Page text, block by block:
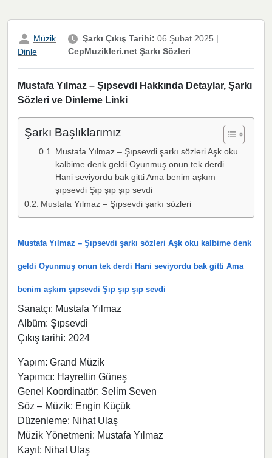
Müzik
Dinle
Şarkı Çıkış Tarihi: 06 Şubat 2025 |
CepMuzikleri.net Şarkı Sözleri
Mustafa Yılmaz – Şıpsevdi Hakkında Detaylar, Şarkı
Sözleri ve Dinleme Linki
Şarkı Başlıklarımız
Mustafa Yılmaz – Şıpsevdi şarkı sözleri Aşk oku
kalbime denk geldi Oyunmuş onun tek derdi
Hani seviyordu bak gitti Ama benim aşkım
şıpsevdi Şıp şıp şıp sevdi
Mustafa Yılmaz – Şıpsevdi şarkı sözleri
Mustafa Yılmaz – Şıpsevdi şarkı sözleri Aşk oku kalbime denk
geldi Oyunmuş onun tek derdi Hani seviyordu bak gitti Ama
benim aşkım şıpsevdi Şıp şıp şıp sevdi
Sanatçı: Mustafa Yılmaz
Albüm: Şıpsevdi
Çıkış tarihi: 2024
Yapım: Grand Müzik
Yapımcı: Hayrettin Güneş
Genel Koordinatör: Selim Seven
Söz – Müzik: Engin Küçük
Düzenleme: Nihat Ulaş
Müzik Yönetmeni: Mustafa Yılmaz
Kayıt: Nihat Ulaş